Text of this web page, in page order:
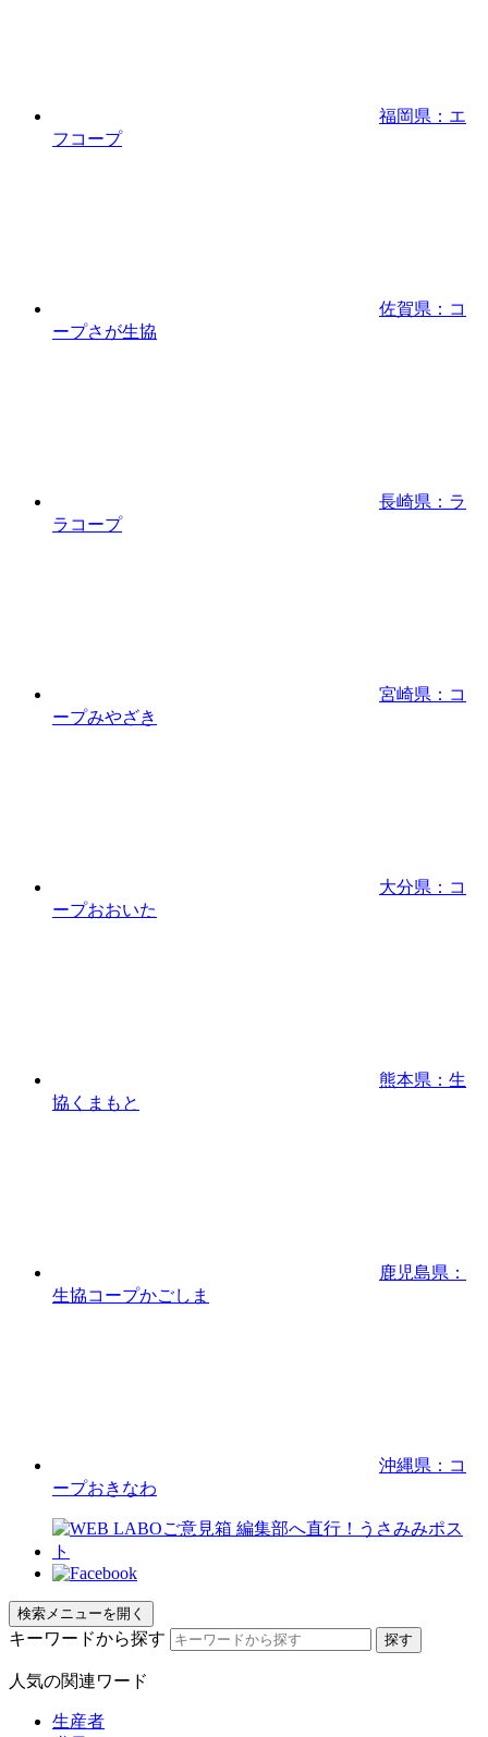
福岡県：エ
フコープ
佐賀県：コ
ープさが生協
長崎県：ラ
ラコープ
宮崎県：コ
ープみやざき
大分県：コ
ープおおいた
熊本県：生
協くまもと
鹿児島県：
生協コープかごしま
沖縄県：コ
ープおきなわ
検索メニューを開く
キーワードから探す
人気の関連ワード
生産者